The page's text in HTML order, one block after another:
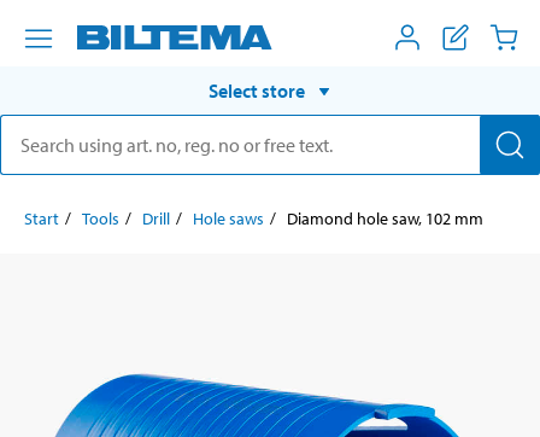
Select store
Start Tools Drill Hole saws Diamond hole saw, 102 mm